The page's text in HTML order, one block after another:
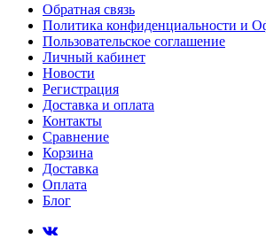
Обратная связь
Политика конфиденциальности и
Пользовательское соглашение
Личный кабинет
Новости
Регистрация
Доставка и оплата
Контакты
Сравнение
Корзина
Доставка
Оплата
Блог